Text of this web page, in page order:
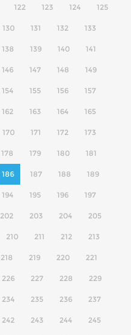
122 123 124 125
130 131 132 133
138 139 140 141
146 147 148 149
154 155 156 157
162 163 164 165
170 171 172 173
178 179 180 181
186 187 188 189
194 195 196 197
202 203 204 205
210 211 212 213
218 219 220 221
226 227 228 229
234 235 236 237
242 243 244 245